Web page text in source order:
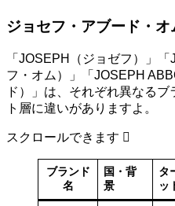
ジョセフ・アブード・オ
「JOSEPH（ジョゼフ）」
フ・オム）」「JOSEPH
ド）」は、それぞれ異なる
ト層に違いがありますよ。
スクロールできます
ブランド
名
国・背
景
タ
ッ